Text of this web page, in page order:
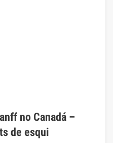
no Canadá –
de esqui